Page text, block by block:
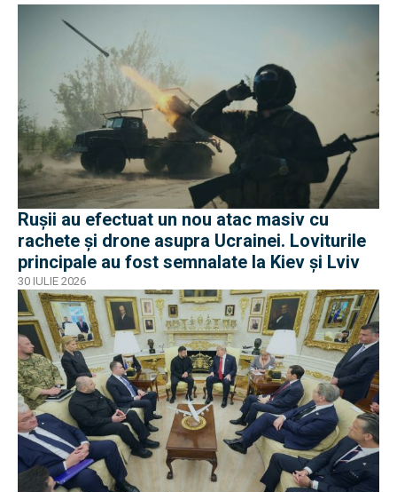
Rușii au efectuat un nou atac masiv cu
rachete și drone asupra Ucrainei. Loviturile
principale au fost semnalate la Kiev și Lviv
30 IULIE 2026